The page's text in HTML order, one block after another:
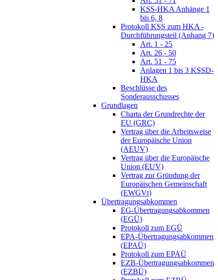
KSS-HKA Anhänge 1
bis 6, 8
Protokoll KSS zum HKA -
Durchführungsteil (Anhang 7)
Art. 1 - 25
Art. 26 - 50
Art. 51 - 75
Anlagen 1 bis 3 KSSD-
HKA
Beschlüsse des
Sonderausschusses
Grundlagen
Charta der Grundrechte der
EU (GRC)
Vertrag über die Arbeitsweise
der Europäische Union
(AEUV)
Vertrag über die Europäische
Union (EUV)
Vertrag zur Gründung der
Europäischen Gemeinschaft
(EWGVt)
Übertragungsabkommen
EG-Übertragungsabkommen
(EGÜ)
Protokoll zum EGÜ
EPA-Übertragungsabkommen
(EPAÜ)
Protokoll zum EPAÜ
EZB-Übertragungsabkommen
(EZBÜ)